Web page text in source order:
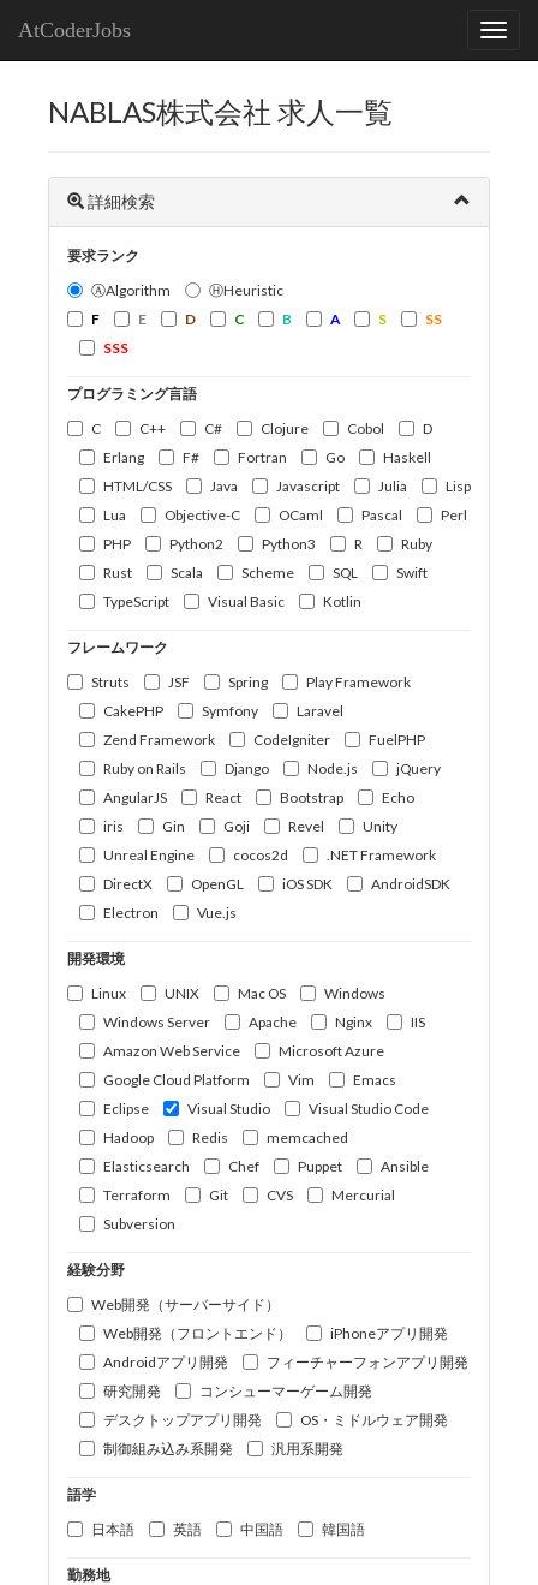
AtCoderJobs
NABLAS株式会社 求人一覧
詳細検索
要求ランク
ⒶAlgorithm
ⒽHeuristic
F
E D C B A S
SS
SSS
プログラミング言語
C
C++ C# Clojure Cobol
D
Erlang
F# Fortran Go
Haskell
HTML/CSS
Java Javascript Julia
Lisp
Lua
Objective-C OCaml Pascal
Perl
PHP
Python2 Python3 R
Ruby
Rust
Scala Scheme SQL
Swift
TypeScript
Visual Basic Kotlin
フレームワーク
Struts
JSF Spring
Play Framework
CakePHP
Symfony
Laravel
Zend Framework
CodeIgniter
FuelPHP
Ruby on Rails
Django Node.js
jQuery
AngularJS
React Bootstrap
Echo
iris
Gin Goji Revel
Unity
Unreal Engine
cocos2d
.NET Framework
DirectX
OpenGL iOS SDK
AndroidSDK
Electron
Vue.js
開発環境
Linux
UNIX Mac OS
Windows
Windows Server
Apache Nginx
IIS
Amazon Web Service
Microsoft Azure
Google Cloud Platform
Vim
Emacs
Eclipse
Visual Studio
Visual Studio Code
Hadoop
Redis
memcached
Elasticsearch
Chef Puppet
Ansible
Terraform
Git CVS
Mercurial
Subversion
経験分野
Web開発（サーバーサイド）
Web開発（フロントエンド）
iPhoneアプリ開発
Androidアプリ開発
フィーチャーフォンアプリ開発
研究開発
コンシューマーゲーム開発
デスクトップアプリ開発
OS・ミドルウェア開発
制御組み込み系開発
汎用系開発
語学
日本語
英語 中国語 韓国語
勤務地